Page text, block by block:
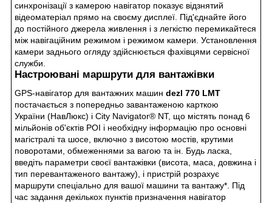
синхронізації з камерою навігатор показує відзнятий
відеоматеріал прямо на своєму дисплеї. Під'єднайте його
до постійного джерела живлення і з легкістю перемикайтеся
між навігаційним режимом і режимом камери. Установлення
камери заднього огляду здійснюється фахівцями сервісної
служби.
Настроювані маршрути для вантажівки
GPS-навігатор для вантажних машин dezl 770 LMT
постачається з попередньо завантаженою карткою
України (НавЛюкс) і City Navigator® NT, що містять понад 6
мільйонів об'єктів POI і необхідну інформацію про основні
магістралі та шосе, включно з висотою мостів, крутими
поворотами, обмеженнями за вагою та ін. Будь ласка,
введіть параметри своєї вантажівки (висота, маса, довжина і
тип перевантаженого вантажу), і пристрій розрахує
маршрути спеціально для вашої машини та вантажу*. Під
час задання декількох пунктів призначення навігатор